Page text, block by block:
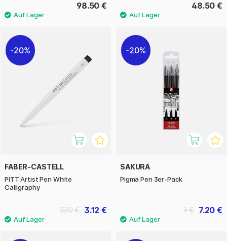
98.50 € 48.50 €
20%
FABER-CASTELL
PITT Artist Pen White
Calligraphy
3.12 €
3.90 €
20%
SAKURA
Pigma Pen 3er-Pack
7.20 €
9 €